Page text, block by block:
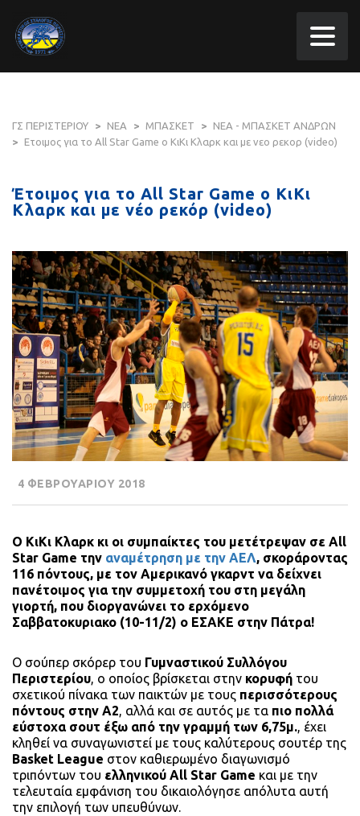
ΓΣ ΠΕΡΙΣΤΕΡΙΟΥ > ΝΕΑ > ΜΠΑΣΚΕΤ >
ΝΕΑ - ΜΠΑΣΚΕΤ ΑΝΔΡΩΝ
>
Ετοιμος για το All Star Game o ΚιΚι Κλαρκ και με νεο ρεκορ (video)
Έτοιμος για το All Star Game o ΚιΚι
Κλαρκ και με νέο ρεκόρ (video)
4 ΦΕΒΡΟΥΑΡΙΟΥ 2018
Ο ΚιΚι Κλαρκ κι οι συμπαίκτες του μετέτρεψαν σε All
Star Game την αναμέτρηση με την ΑΕΛ, σκοράροντας
116 πόντους, με τον Αμερικανό γκαρντ να δείχνει
πανέτοιμος για την συμμετοχή του στη μεγάλη
γιορτή, που διοργανώνει το ερχόμενο
Σαββατοκυριακο (10-11/2) ο ΕΣΑΚΕ στην Πάτρα!
Ο σούπερ σκόρερ του Γυμναστικού Συλλόγου
Περιστερίου, ο οποίος βρίσκεται στην κορυφή του
σχετικού πίνακα των παικτών με τους περισσότερους
πόντους στην Α2, αλλά και σε αυτός με τα πιο πολλά
εύστοχα σουτ έξω από την γραμμή των 6,75μ., έχει
κληθεί να συναγωνιστεί με τους καλύτερους σουτέρ της
Basket League στον καθιερωμένο διαγωνισμό
τριπόντων του ελληνικού All Star Game και με την
τελευταία εμφάνιση του δικαιολόγησε απόλυτα αυτή
την επιλογή των υπευθύνων.